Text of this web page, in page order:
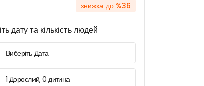
знижка до %36
дату та кількість людей
Виберіть Дата
1 Дорослий, 0 дитина